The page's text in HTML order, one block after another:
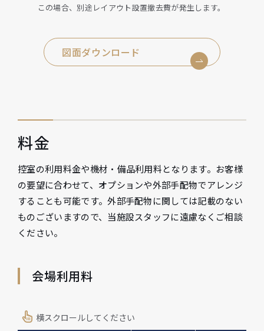
この場合、別途レイアウト設置撤去費が発生します。
図面ダウンロード
料金
控室の利用料金や機材・備品利用料となります。お客様
の要望に合わせて、オプションや外部手配物でアレンジ
することも可能です。外部手配物に関しては記載のない
ものございますので、当施設スタッフに遠慮なくご相談
ください。
会場利用料
横スクロールしてください